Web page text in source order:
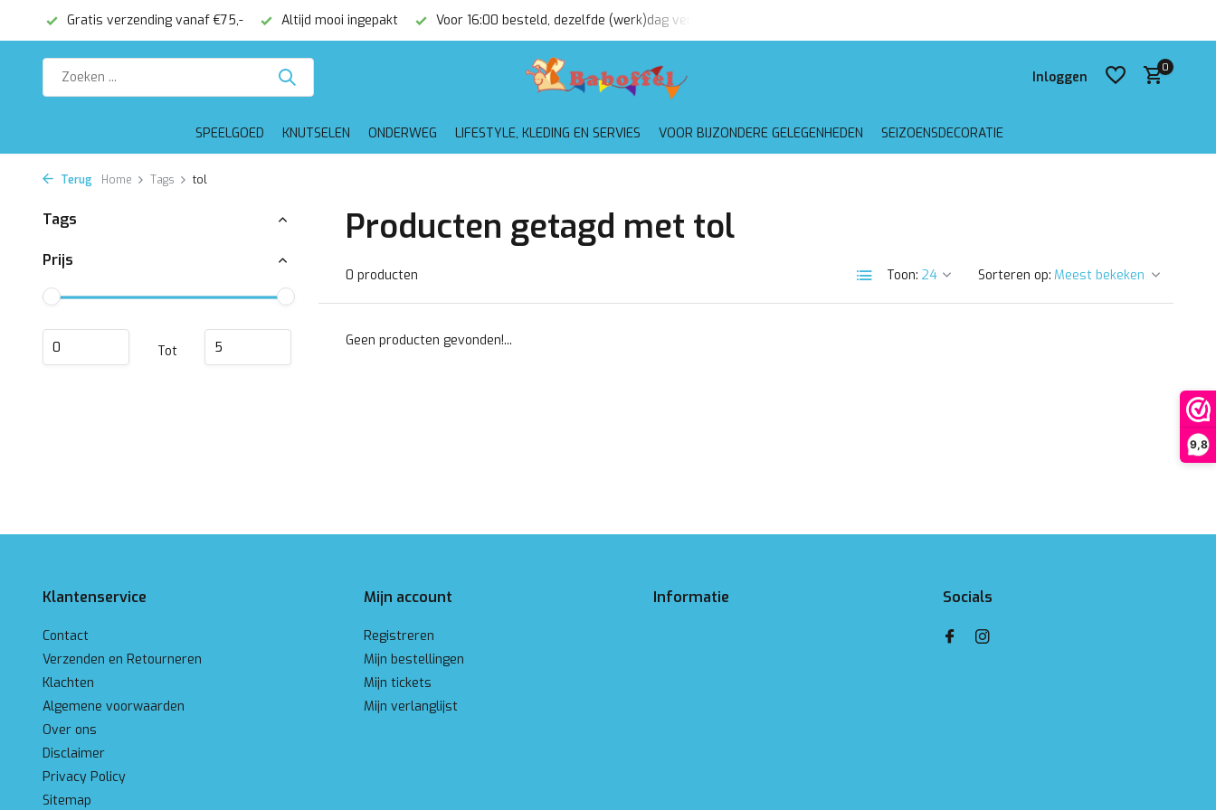
9,8
Gratis verzending vanaf €75,- Altijd mooi ingepakt Voor 16:00 besteld, dezelfde (werk)dag verzonden
Inloggen
0
SPEELGOED KNUTSELEN ONDERWEG LIFESTYLE, KLEDING EN SERVIES VOOR BIJZONDERE GELEGENHEDEN SEIZOENSDECORATIE
Terug Home Tags tol
Tags
Prijs
Tot
Producten getagd met tol
0 producten Toon: Sorteren op:
Geen producten gevonden!...
Klantenservice
Contact
Verzenden en Retourneren
Klachten
Algemene voorwaarden
Over ons
Disclaimer
Privacy Policy
Sitemap
Mijn account
Registreren
Mijn bestellingen
Mijn tickets
Mijn verlanglijst
Informatie Socials